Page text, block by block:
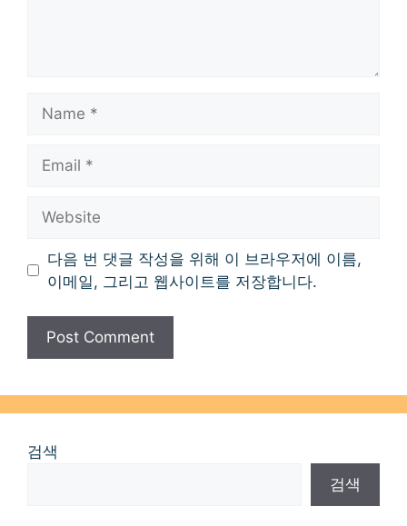
다음 번 댓글 작성을 위해 이 브라우저에 이름,
이메일, 그리고 웹사이트를 저장합니다.
검색
검색